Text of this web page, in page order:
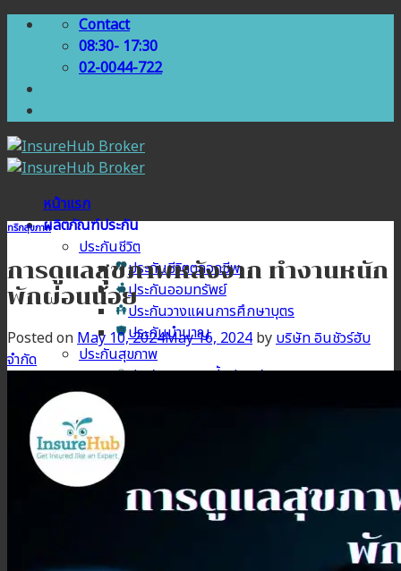
Skip
Contact
08:30- 17:30
02-0044-722
หน้าแรก
ผลิตภัณฑ์ประกัน
ประกันชีวิต
ประกันชีวิตตลอดชีพ
ประกันออมทรัพย์
ประกันวางแผนการศึกษาบุตร
ประกันบำนาญ
ประกันสุขภาพ
ประกันสุขภาพเบี้ยประหยัด
ประกันเดินทาง
ประกันเดินทางต่างประเทศ
ประกันเดินทางในประเทศ
ทริกสุขภาพ
การดูแลสุขภาพหลังจาก ทำงานหนัก
พักผ่อนน้อย
Posted onMay 10, 2024May 16, 2024 byบริษัท อินชัวร์ฮับ
จำกัด